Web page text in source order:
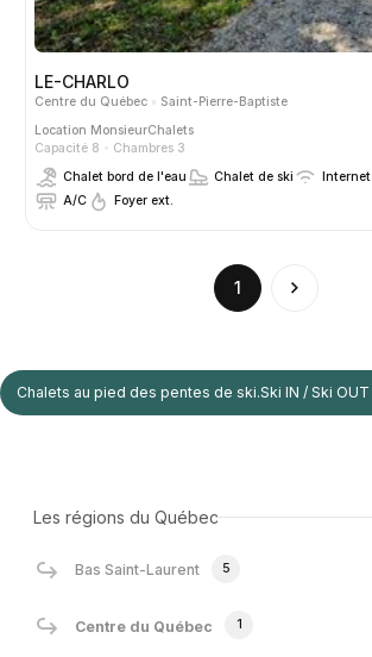
LE-CHARLO
Centre du Québec
Saint-Pierre-Baptiste
Location MonsieurChalets
Capacité 8
Chambres 3
Chalet bord de l'eau
Chalet de ski Internet
A/C
Foyer ext.
1
(current)
Chalets au pied des pentes de ski.Ski IN / Ski OUT
Les régions du Québec
Bas Saint-Laurent 5
Centre du Québec 1